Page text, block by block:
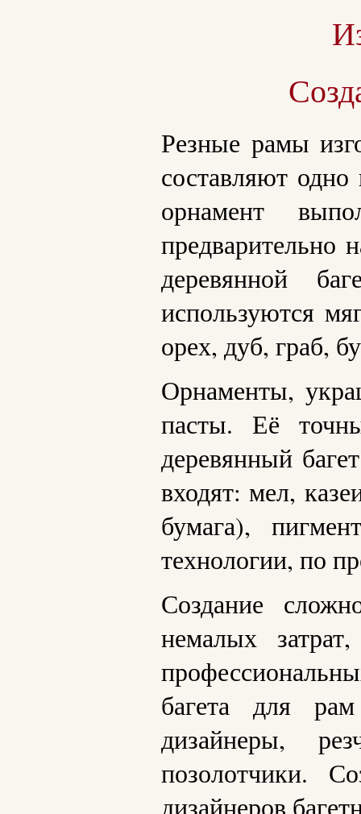
Резные рамы
составляют
орнамент
предварительно
деревянной
используются
орех, дуб, граб,
Орнаменты,
пасты. Её
деревянный
входят: мел,
бумага),
технологии, по
Создание
немалых
багета для
дизайнеры,
позолотчики.
дизайнеров